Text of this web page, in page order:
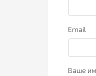
Email
Ваше